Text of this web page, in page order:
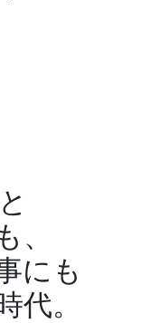
、
にも
代。